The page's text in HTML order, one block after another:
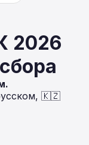
2026
🇰🇿